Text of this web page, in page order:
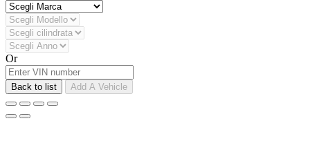
Or
Back to list Add A Vehicle